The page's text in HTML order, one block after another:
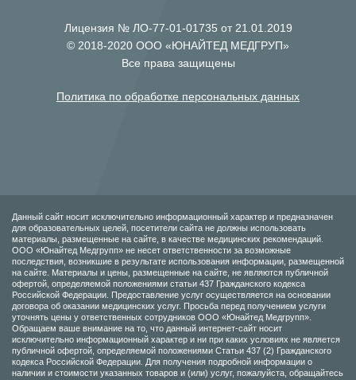
Лицензия № ЛО-77-01-01735 от 21.01.2019
© 2018-2020 ООО «ЮНАЙТЕД МЕДГРУП»
Все права защищены
Политика по обработке персональных данных
Данный сайт носит исключительно информационный характер и предназначен
для образовательных целей, посетители сайта не должны использовать
материалы, размещенные на сайте, в качестве медицинских рекомендаций.
ООО «Юнайтед Медгрупп» не несет ответственности за возможные
последствия, возникшие в результате использования информации, размещенной
на сайте. Материалы и цены, размещенные на сайте, не являются публичной
офертой, определяемой положениями статьи 437 Гражданского кодекса
Российской Федерации. Предоставление услуг осуществляется на основании
договора об оказании медицинских услуг. Просьба перед получением услуги
уточнять цены у ответственных сотрудников ООО «Юнайтед Медгрупп».
Обращаем ваше внимание на то, что данный интернет-сайт носит
исключительно информационный характер и ни при каких условиях не является
публичной офертой, определяемой положениями Статьи 437 (2) Гражданского
кодекса Российской Федерации. Для получения подробной информации о
наличии и стоимости указанных товаров и (или) услуг, пожалуйста, обращайтесь